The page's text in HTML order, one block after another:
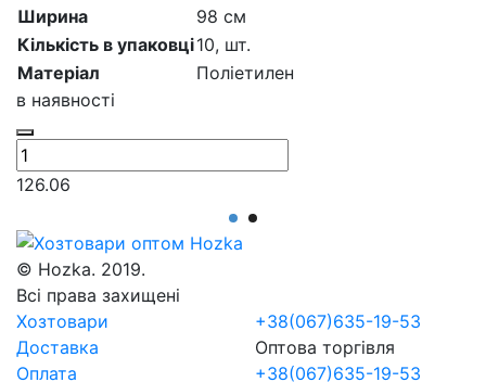
Ширина
98 см
Кількість в упаковці10, шт.
Матеріал
Поліетилен
в наявності
126.06
© Hozka. 2019.
Всі права захищені
Хозтовари
Доставка
Оплата
+38(067)635-19-53
Оптова торгівля
+38(067)635-19-53